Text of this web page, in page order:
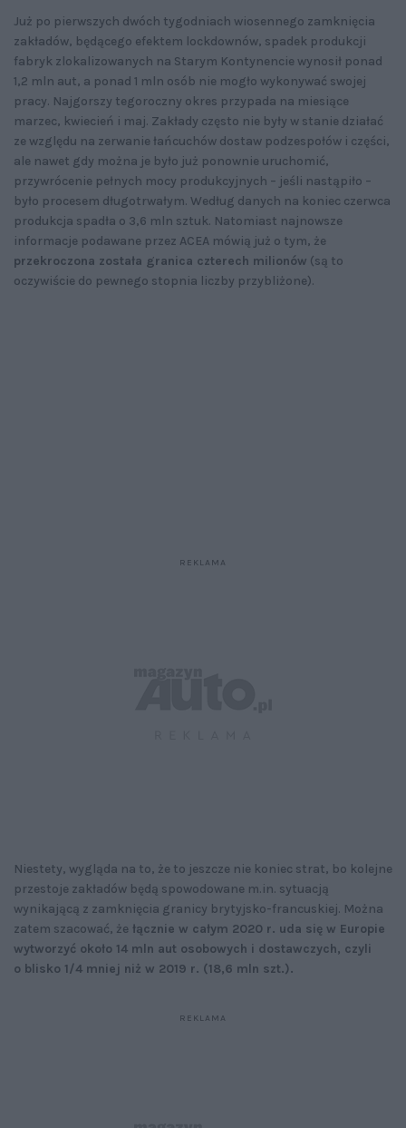
Już po pierwszych dwóch tygodniach wiosennego zamknięcia
zakładów, będącego efektem lockdownów, spadek produkcji
fabryk zlokalizowanych na Starym Kontynencie wynosił ponad
1,2 mln aut, a ponad 1 mln osób nie mogło wykonywać swojej
pracy. Najgorszy tegoroczny okres przypada na miesiące
marzec, kwiecień i maj. Zakłady często nie były w stanie działać
ze względu na zerwanie łańcuchów dostaw podzespołów i części,
ale nawet gdy można je było już ponownie uruchomić,
przywrócenie pełnych mocy produkcyjnych – jeśli nastąpiło –
było procesem długotrwałym. Według danych na koniec czerwca
produkcja spadła o 3,6 mln sztuk. Natomiast najnowsze
informacje podawane przez ACEA mówią już o tym, że
przekroczona została granica czterech milionów (są to
oczywiście do pewnego stopnia liczby przybliżone).
Niestety, wygląda na to, że to jeszcze nie koniec strat, bo kolejne
przestoje zakładów będą spowodowane m.in. sytuacją
wynikającą z zamknięcia granicy brytyjsko-francuskiej. Można
zatem szacować, że łącznie w całym 2020 r. uda się w Europie
wytworzyć około 14 mln aut osobowych i dostawczych, czyli
o blisko 1/4 mniej niż w 2019 r. (18,6 mln szt.).